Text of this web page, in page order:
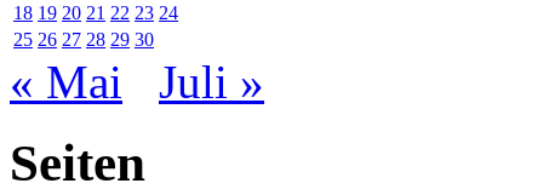
18 19 20 21 22 23 24
25 26 27 28 29 30
« Mai Juli »
Seiten